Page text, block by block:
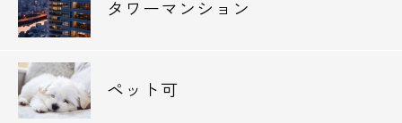
タワーマンション
ペット可